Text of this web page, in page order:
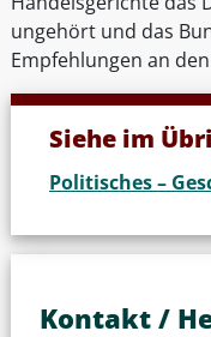
ungehört und das
Empfehlungen an
Siehe im
Politisches –
Kontakt /